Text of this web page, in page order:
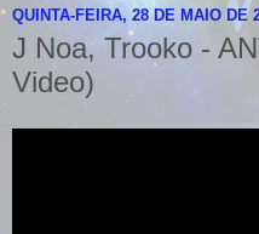
QUINTA-FEIRA, 28 DE MAIO DE
J Noa, Trooko -
Video)